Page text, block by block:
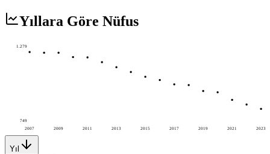
Yıllara Göre Nüfus
2007 2009 2011 2013 2015 2017 2019 2021 2023
1.279
749
Yıl